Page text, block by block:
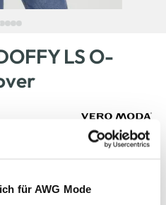
für AWG Mode
LS O-